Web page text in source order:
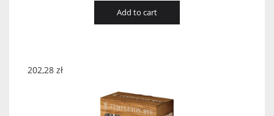
Add to cart
202,28 zł